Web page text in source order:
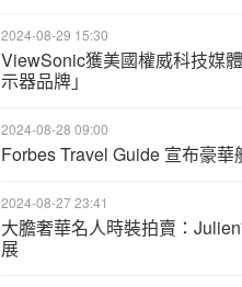
2024-08-29 15:30
ViewSonic獲美國權威科技媒
示器品牌」
2024-08-28 09:00
Forbes Travel Guide 宣布豪華
2024-08-27 23:41
大膽奢華名人時裝拍賣：
展